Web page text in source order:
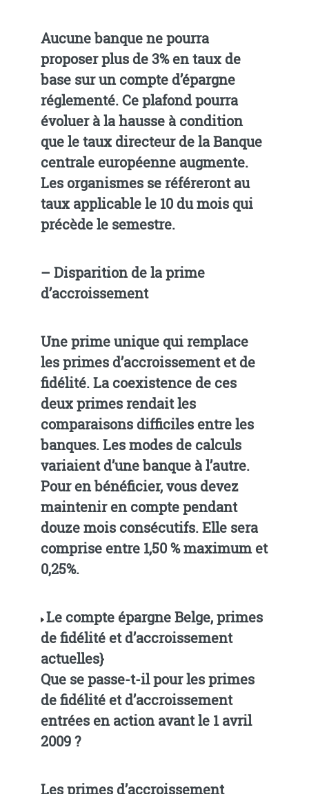
Aucune banque ne pourra
proposer plus de 3% en taux de
base sur un compte d’épargne
réglementé. Ce plafond pourra
évoluer à la hausse à condition
que le taux directeur de la Banque
centrale européenne augmente.
Les organismes se référeront au
taux applicable le 10 du mois qui
précède le semestre.
– Disparition de la prime
d’accroissement
Une prime unique qui remplace
les primes d’accroissement et de
fidélité. La coexistence de ces
deux primes rendait les
comparaisons difficiles entre les
banques. Les modes de calculs
variaient d’une banque à l’autre.
Pour en bénéficier, vous devez
maintenir en compte pendant
douze mois consécutifs. Elle sera
comprise entre 1,50 % maximum et
0,25%.
Le compte épargne Belge, primes
de fidélité et d’accroissement
actuelles}
Que se passe-t-il pour les primes
de fidélité et d’accroissement
entrées en action avant le 1 avril
2009 ?
Les primes d’accroissement